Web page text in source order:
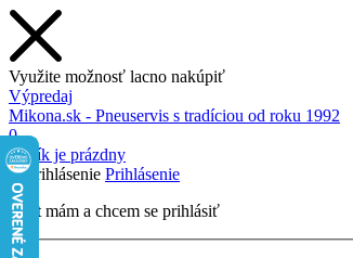
Využite možnosť lacno nakúpiť
Výpredaj
Mikona.sk - Pneuservis s tradíciou od roku 1992
0
Košík je prázdny
Prihlásenie
Účet mám a chcem se prihlásiť